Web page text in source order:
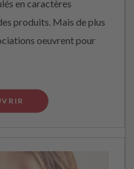
en caractères
produits. Mais de plus
oeuvrent pour